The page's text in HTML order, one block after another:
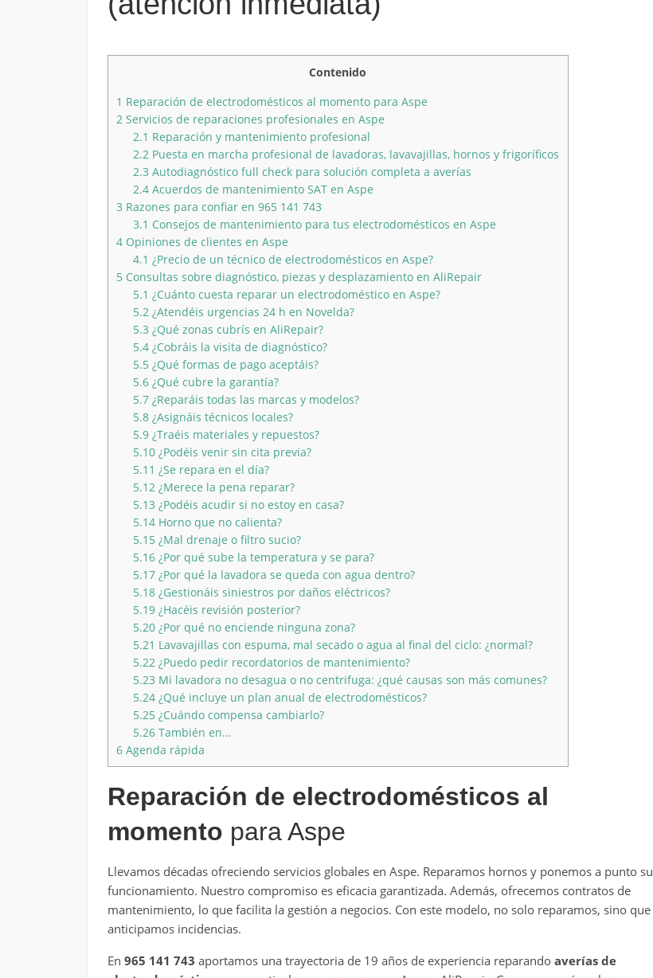
Contenido
1 Reparación de electrodomésticos al momento para Aspe
2 Servicios de reparaciones profesionales en Aspe
2.1 Reparación y mantenimiento profesional
2.2 Puesta en marcha profesional de lavadoras, lavavajillas, hornos y frigoríficos
2.3 Autodiagnóstico full check para solución completa a averías
2.4Acuerdos de mantenimiento SAT en Aspe
3 Razones para confiar en 965 141 743
3.1 Consejos de mantenimiento para tus electrodomésticos en Aspe
4Opiniones de clientes en Aspe
4.1 ¿Precio de un técnico de electrodomésticos en Aspe?
5Consultas sobre diagnóstico, piezas y desplazamiento en AliRepair
5.1 ¿Cuánto cuesta reparar un electrodoméstico en Aspe?
5.2 ¿Atendéis urgencias 24 h en Novelda?
5.3 ¿Qué zonas cubrís en AliRepair?
5.4¿Cobráis la visita de diagnóstico?
5.5¿Qué formas de pago aceptáis?
5.6¿Qué cubre la garantía?
5.7¿Reparáis todas las marcas y modelos?
5.8¿Asignáis técnicos locales?
5.9¿Traéis materiales y repuestos?
5.10¿Podéis venir sin cita previa?
5.11 ¿Se repara en el día?
5.12 ¿Merece la pena reparar?
5.13 ¿Podéis acudir si no estoy en casa?
5.14Horno que no calienta?
5.15¿Mal drenaje o filtro sucio?
5.16¿Por qué sube la temperatura y se para?
5.17¿Por qué la lavadora se queda con agua dentro?
5.18¿Gestionáis siniestros por daños eléctricos?
5.19¿Hacéis revisión posterior?
5.20¿Por qué no enciende ninguna zona?
5.21 Lavavajillas con espuma, mal secado o agua al final del ciclo: ¿normal?
5.22 ¿Puedo pedir recordatorios de mantenimiento?
5.23 Mi lavadora no desagua o no centrifuga: ¿qué causas son más comunes?
5.24¿Qué incluye un plan anual de electrodomésticos?
5.25¿Cuándo compensa cambiarlo?
5.26También en…
6Agenda rápida
Reparación de electrodomésticos al
momento para Aspe
Llevamos décadas ofreciendo servicios globales en Aspe. Reparamos hornos y ponemos a punto su
funcionamiento. Nuestro compromiso es eficacia garantizada. Además, ofrecemos contratos de
mantenimiento, lo que facilita la gestión a negocios. Con este modelo, no solo reparamos, sino que
anticipamos incidencias.
En 965 141 743 aportamos una trayectoria de 19 años de experiencia reparando averías de